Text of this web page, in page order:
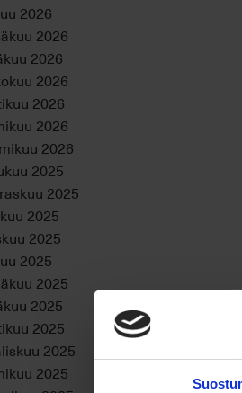
2026
2026
2026
2026
2026
2026
2026
2025
2025
2025
2025
2025
2025
2025
2025
2025
2025